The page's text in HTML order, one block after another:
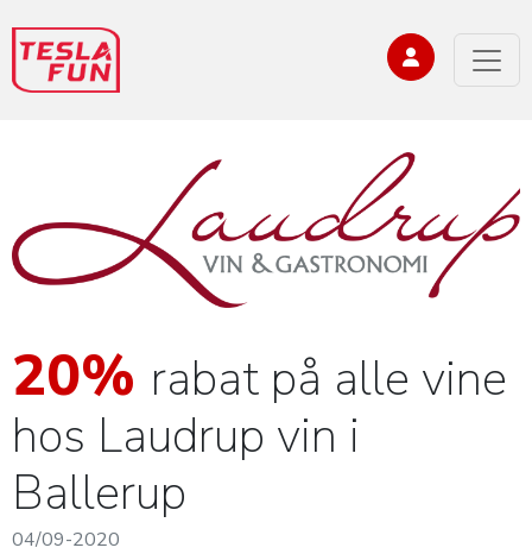
20% rabat på alle vine
hos Laudrup vin i
Ballerup
04/09-2020